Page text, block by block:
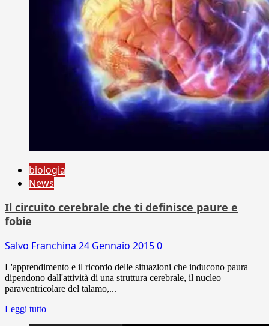
biologia
News
Il circuito cerebrale che ti definisce paure e
fobie
Salvo Franchina 24 Gennaio 20150
L'apprendimento e il ricordo delle situazioni che inducono paura
dipendono dall'attività di una struttura cerebrale, il nucleo
paraventricolare del talamo,...
Leggi tutto